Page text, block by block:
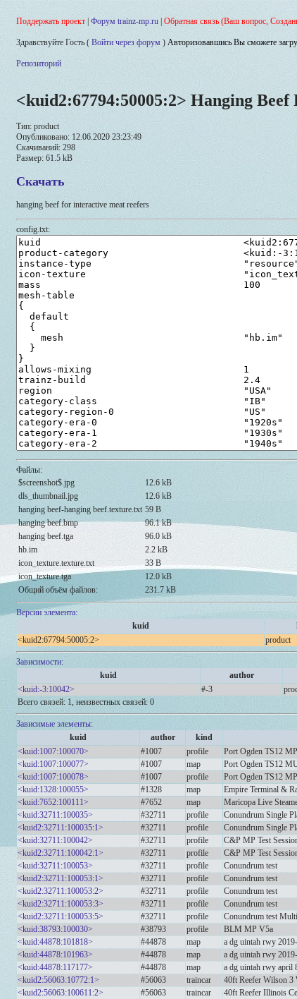
Поддержать проект Форум trainz-mp.ru Обратная связь (Ваш вопрос,
Здравствуйте Гость ( Войти через форум ) Авторизовавшись Вы сможете
Репозиторий
<kuid2:67794:50005:2> Hanging Beef
Тип: product
Опубликовано: 12.06.2020 23:23:49
Скачиваний: 298
Размер: 61.5 kB
Скачать
hanging beef for interactive meat reefers
config.txt:
Файлы:
$screenshot$.jpg
12.6 kB
dls_thumbnail.jpg
12.6 kB
hanging beef-hanging beef.texture.txt 59 B
hanging beef.bmp
96.1 kB
hanging beef.tga
96.0 kB
hb.im
2.2 kB
icon_texture.texture.txt
33 B
icon_texture.tga
12.0 kB
Общий объём файлов:
231.7 kB
Версии элемента:
kuid
<kuid2:67794:50005:2>
product
Зависимости:
kuid
author
<kuid:-3:10042>
#-3
Всего связей: 1, неизвестных связей: 0
Зависимые элементы:
kuid
author kind
<kuid:1007:100070>
#1007 profile Port Ogden TS12
<kuid:1007:100077>
#1007 map Port Ogden TS12
<kuid:1007:100078>
#1007 profile Port Ogden TS12
<kuid:1328:100055>
#1328 map Empire Terminal &
<kuid:7652:100111>
#7652 map Maricopa Live
<kuid:32711:100035>
#32711 profile Conundrum Single
<kuid2:32711:100035:1>
#32711 profile Conundrum Single
<kuid:32711:100042>
#32711 profile C&P MP Test
<kuid2:32711:100042:1>
#32711 profile C&P MP Test
<kuid:32711:100053>
#32711 profile Conundrum test
<kuid2:32711:100053:1>
#32711 profile Conundrum test
<kuid2:32711:100053:2>
#32711 profile Conundrum test
<kuid2:32711:100053:3>
#32711 profile Conundrum test
<kuid2:32711:100053:5>
#32711 profile Conundrum test
<kuid:38793:100030>
#38793 profile BLM MP V5a
<kuid:44878:101818>
#44878 map a dg uintah rwy
<kuid:44878:101963>
#44878 map a dg uintah rwy
<kuid:44878:117177>
#44878 map a dg uintah rwy april
<kuid2:56063:10772:1>
#56063 traincar 40ft Reefer Wilson
<kuid2:56063:100611:2>
#56063 traincar 40ft Reefer Illinois